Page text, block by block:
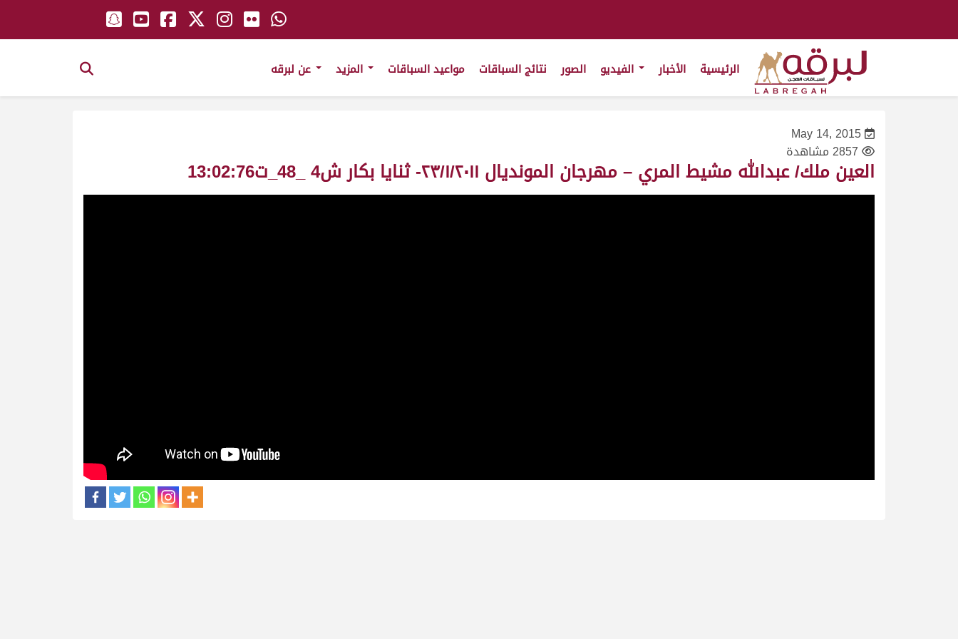
الرئيسية الأخبار الصور نتائج السباقات مواعيد السباقات
May 14, 2015
2857 مشاهدة
العين ملك/ عبدالله مشيط المري – مهرجان المونديال ٢٣/١/٢٠١١- ثنايا بكار ش4 _48_ت13:02:76